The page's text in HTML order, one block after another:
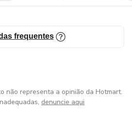
frequentes
não representa a opinião da Hotmart.
denuncie aqui